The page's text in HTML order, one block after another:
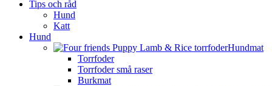
Tips och råd
Hund
Katt
Hund
Hundmat
Torrfoder
Torrfoder små raser
Burkmat